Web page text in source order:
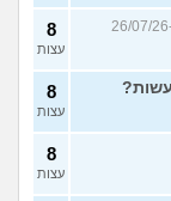
(.., בת 21, כתבה ב-26/07/26
8
עצות
8
עצות
8
עצות